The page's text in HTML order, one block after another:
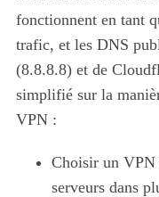
fonctionnent en tant
trafic, et les DNS
(8.8.8.8) et de
simplifié sur la
VPN :
Choisir un VPN
serveurs dans